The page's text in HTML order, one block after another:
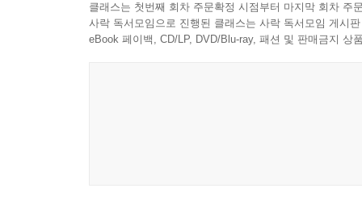
클래스는 첫번째 회차 주문확정 시점부터 마지막 회차 주
사락 독서모임으로 진행된 클래스는 사락 독서모임 게시
eBook 페이백, CD/LP, DVD/Blu-ray, 패션 및 판매금지 상